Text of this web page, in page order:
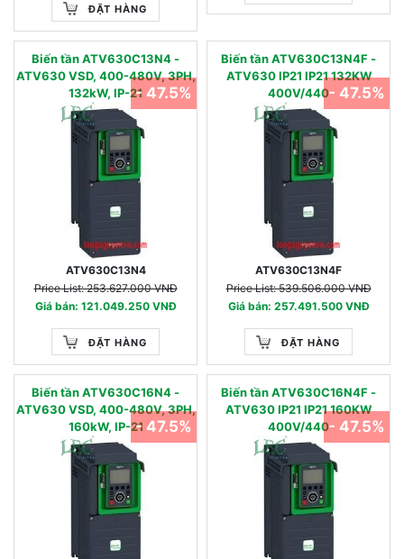
ĐẶT HÀNG
Biến tần ATV630C13N4 -
ATV630 VSD, 400-480V, 3PH,
132kW, IP-21
ATV630C13N4
Price List: 253.627.000 VNĐ
Giá bán: 121.049.250 VNĐ
ĐẶT HÀNG
- 47.5%
Biến tần ATV630C13N4F -
ATV630 IP21 IP21 132KW
400V/440
ATV630C13N4F
Price List: 539.506.000 VNĐ
Giá bán: 257.491.500 VNĐ
ĐẶT HÀNG
- 47.5%
Biến tần ATV630C16N4 -
ATV630 VSD, 400-480V, 3PH,
160kW, IP-21- 47.5%
Biến tần ATV630C16N4F -
ATV630 IP21 IP21 160KW
400V/440- 47.5%